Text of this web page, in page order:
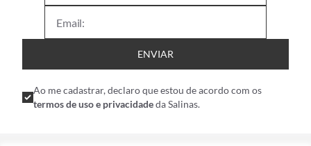
ENVIAR
Ao me cadastrar, declaro que estou de acordo com os
termos de uso e privacidadeda Salinas.